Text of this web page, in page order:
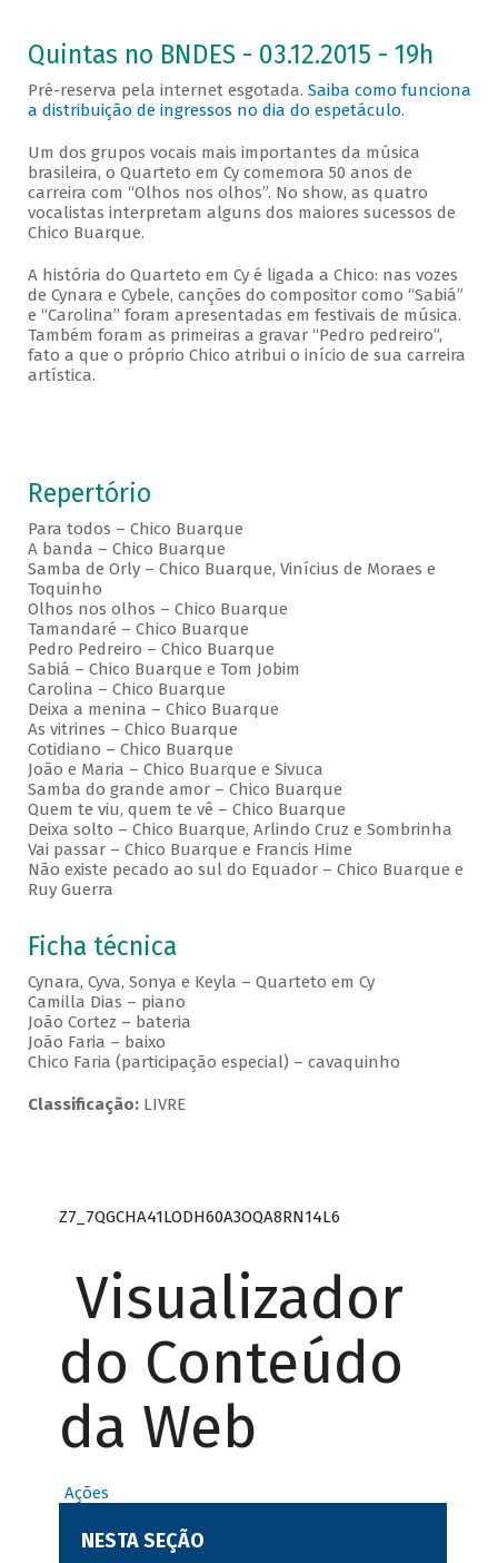
Quintas no BNDES - 03.12.2015 - 19h
Pré-reserva pela internet esgotada. Saiba como funciona
a distribuição de ingressos no dia do espetáculo.
Um dos grupos vocais mais importantes da música
brasileira, o Quarteto em Cy comemora 50 anos de
carreira com “Olhos nos olhos”. No show, as quatro
vocalistas interpretam alguns dos maiores sucessos de
Chico Buarque.
A história do Quarteto em Cy é ligada a Chico: nas vozes
de Cynara e Cybele, canções do compositor como “Sabiá”
e “Carolina” foram apresentadas em festivais de música.
Também foram as primeiras a gravar “Pedro pedreiro”,
fato a que o próprio Chico atribui o início de sua carreira
artística.
Repertório
Para todos – Chico Buarque
A banda – Chico Buarque
Samba de Orly – Chico Buarque, Vinícius de Moraes e
Toquinho
Olhos nos olhos – Chico Buarque
Tamandaré – Chico Buarque
Pedro Pedreiro – Chico Buarque
Sabiá – Chico Buarque e Tom Jobim
Carolina – Chico Buarque
Deixa a menina – Chico Buarque
As vitrines – Chico Buarque
Cotidiano – Chico Buarque
João e Maria – Chico Buarque e Sivuca
Samba do grande amor – Chico Buarque
Quem te viu, quem te vê – Chico Buarque
Deixa solto – Chico Buarque, Arlindo Cruz e Sombrinha
Vai passar – Chico Buarque e Francis Hime
Não existe pecado ao sul do Equador – Chico Buarque e
Ruy Guerra
Ficha técnica
Cynara, Cyva, Sonya e Keyla – Quarteto em Cy
Camilla Dias – piano
João Cortez – bateria
João Faria – baixo
Chico Faria (participação especial) – cavaquinho
Classificação: LIVRE
Z7_7QGCHA41LODH60A3OQA8RN14L6
Visualizador
do Conteúdo
da Web
Ações
NESTA SEÇÃO